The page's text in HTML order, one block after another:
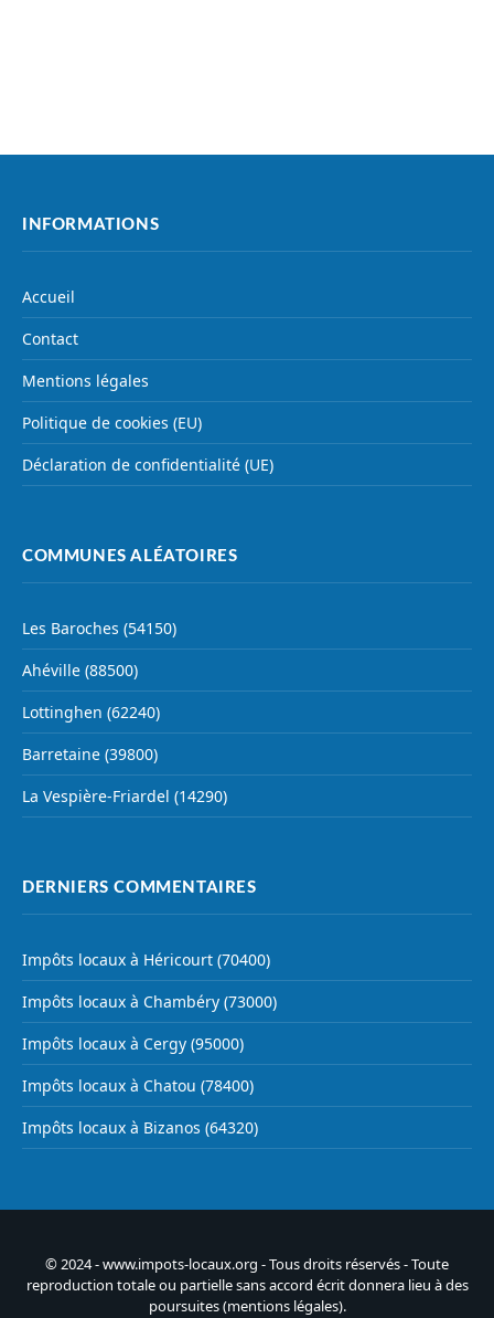
INFORMATIONS
Accueil
Contact
Mentions légales
Politique de cookies (EU)
Déclaration de confidentialité (UE)
COMMUNES ALÉATOIRES
Les Baroches (54150)
Ahéville (88500)
Lottinghen (62240)
Barretaine (39800)
La Vespière-Friardel (14290)
DERNIERS COMMENTAIRES
Impôts locaux à Héricourt (70400)
Impôts locaux à Chambéry (73000)
Impôts locaux à Cergy (95000)
Impôts locaux à Chatou (78400)
Impôts locaux à Bizanos (64320)
© 2024 - www.impots-locaux.org - Tous droits réservés - Toute
reproduction totale ou partielle sans accord écrit donnera lieu à des
poursuites (mentions légales).